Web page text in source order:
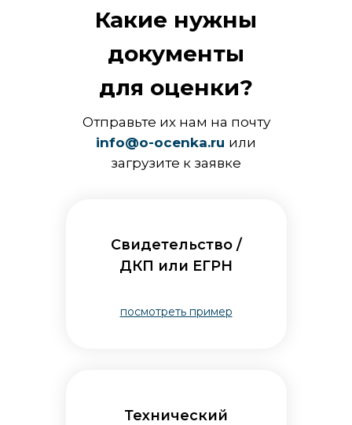
Какие нужны
документы
для оценки?
Свидетельство /
ДКП или ЕГРН
Технический
посмотреть пример
Отправьте их нам на почту
info@o-ocenka.ru или
загрузите к заявке